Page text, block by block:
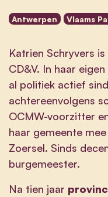
Antwerpen Vlaams
Katrien Schryvers
CD&V. In haar
al politiek actief
achtereenvolgens
OCMW-voorzitter
haar gemeente
Zoersel. Sinds
burgemeester.
Na tien jaar